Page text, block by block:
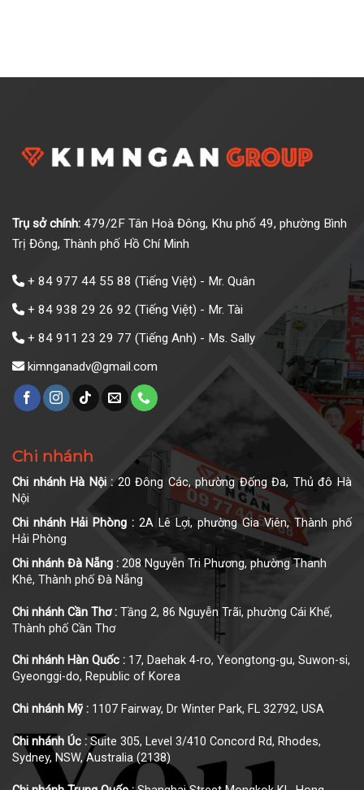
Trụ sở chính: 479/2F Tân Hoà Đông, Khu phố 49, phường Bình
Trị Đông, Thành phố Hồ Chí Minh
+ 84 977 44 55 88 (Tiếng Việt) - Mr. Quân
+ 84 938 29 26 92 (Tiếng Việt) - Mr. Tài
+ 84 911 23 29 77 (Tiếng Anh) - Ms. Sally
kimnganadv@gmail.com
Chi nhánh
Chi nhánh Hà Nội :20 Đông Các, phường Đống Đa, Thủ đô Hà
Nội
Chi nhánh Hải Phòng : 2A Lê Lợi, phường Gia Viên, Thành phố
Hải Phòng
Chi nhánh Đà Nẵng : 208 Nguyễn Tri Phương, phường Thanh
Khê, Thành phố Đà Nẵng
Chi nhánh Cần Thơ : Tầng 2, 86 Nguyễn Trãi, phường Cái Khế,
Thành phố Cần Thơ
Chi nhánh Hàn Quốc : 17, Daehak 4-ro, Yeongtong-gu, Suwon-si,
Gyeonggi-do, Republic of Korea
Chi nhánh Mỹ : 1107 Fairway, Dr Winter Park, FL 32792, USA
Chi nhánh Úc : Suite 305, Level 3/410 Concord Rd, Rhodes,
Sydney, NSW, Australia (2138)